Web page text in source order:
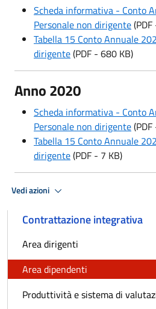
Scheda informativa - Conto
Personale non dirigente
Tabella 15 Conto Annuale
dirigente(PDF - 680 KB)
Anno 2020
Scheda informativa - Conto
Personale non dirigente
Tabella 15 Conto Annuale
dirigente(PDF - 7 KB)
Vedi azioni
Contrattazione integrativa
Area dirigenti
Area dipendenti
Produttività e sistema di